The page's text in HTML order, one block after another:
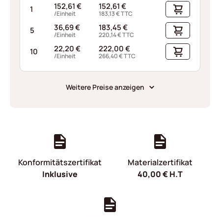
1 152,61€
/Einheit
152,61€
183,13€TTC
5 36,69€
/Einheit
183,45€
220,14€TTC
10 22,20€
/Einheit
222,00€
266,40€TTC
Weitere Preise anzeigen
Konformitätszertifikat
Inklusive
Materialzertifikat
40,00€H.T